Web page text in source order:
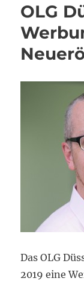
OLG
Das OLG
2019 eine